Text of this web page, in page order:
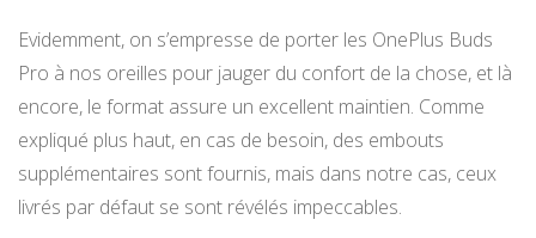
Evidemment, on s’empresse de porter les OnePlus Buds
Pro à nos oreilles pour jauger du confort de la chose, et là
encore, le format assure un excellent maintien. Comme
expliqué plus haut, en cas de besoin, des embouts
supplémentaires sont fournis, mais dans notre cas, ceux
livrés par défaut se sont révélés impeccables.